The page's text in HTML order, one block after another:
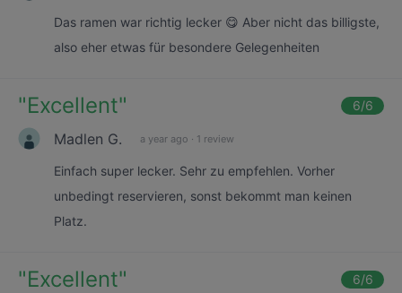
Das ramen war richtig lecker 😋 Aber nicht das billigste,
also eher etwas für besondere Gelegenheiten
"Excellent" 6/6
Madlen G. a year ago · 1 review
Einfach super lecker. Sehr zu empfehlen. Vorher
unbedingt reservieren, sonst bekommt man keinen
Platz.
"Excellent" 6/6